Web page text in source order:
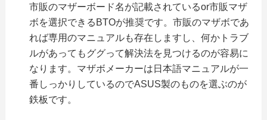
市販のマザーボード名が記載されているor市販マザ
ボを選択できるBTOが推奨です。市販のマザボであ
れば専用のマニュアルも存在しますし、何かトラブ
ルがあってもググって解決法を見つけるのが容易に
なります。マザボメーカーは日本語マニュアルが一
番しっかりしているのでASUS製のものを選ぶのが
鉄板です。